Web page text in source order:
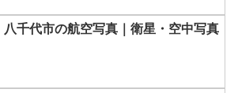
八千代市の航空写真｜衛星・空中写真